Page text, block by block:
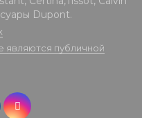
Dupont.
являются публичной